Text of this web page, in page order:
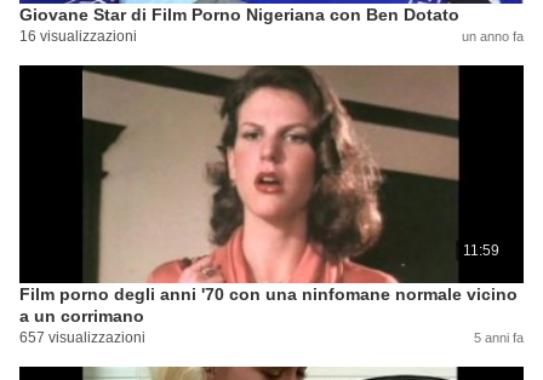
Giovane Star di Film Porno Nigeriana con Ben Dotato
16 visualizzazioni un anno fa
11:59
Film porno degli anni '70 con una ninfomane normale vicino
a un corrimano
657 visualizzazioni 5 anni fa